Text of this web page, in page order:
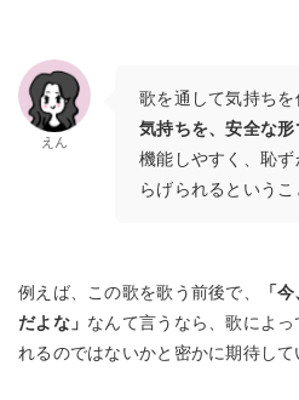
えん
歌を通して気持ちを
気持ちを、安全な形
機能しやすく、恥
らげられるというこ
例えば、この歌を歌う前後で、
「
だよな」 なんて言うなら、歌によ
れるのではないかと密かに期待して